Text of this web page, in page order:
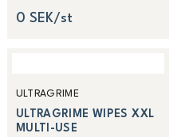
0 SEK/st
ULTRAGRIME
ULTRAGRIME WIPES XXL
MULTI-USE